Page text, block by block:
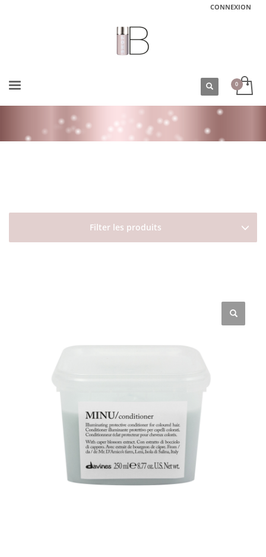
CONNEXION
Filter les produits